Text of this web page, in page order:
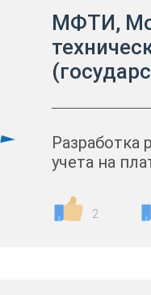
МФТИ,
Разработка
учета на
2